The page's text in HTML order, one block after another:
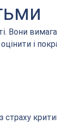
Вони
і